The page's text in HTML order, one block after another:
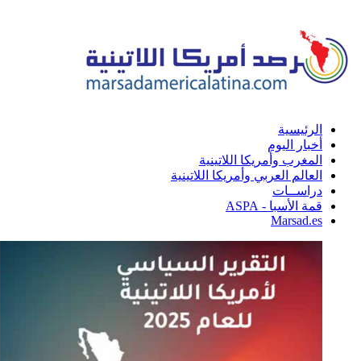
الرئيسية
أخبار اليوم
المغرب وأمريكا اللاتينية
العالم العربي وأمريكا اللاتينية
دراســات
قمة الأسبا - ASPA
Marsad.es